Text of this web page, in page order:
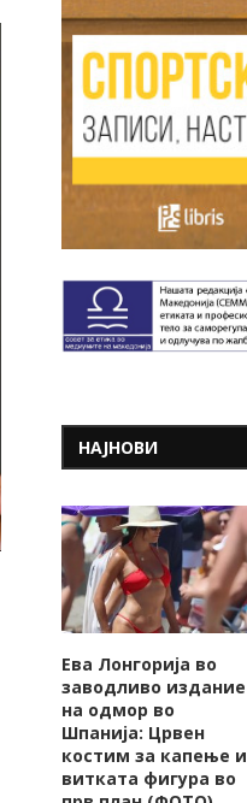
НАЈНОВИ
Ева Лонгорија во
заводливо издание
на одмор во
Шпанија: Црвен
костим за капење и
витката фигура во